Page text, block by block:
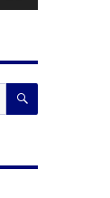
SUCHEN